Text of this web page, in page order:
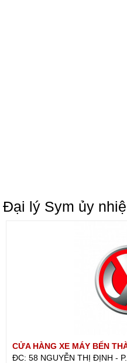
Đại lý Sym ủy
CỬA HÀNG XE MÁY BẾN
ĐC: 58 NGUYỄN THỊ ĐỊNH -